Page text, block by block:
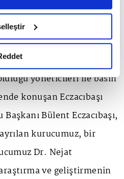
Kanunu uyarınca
kapsamında
faaliyetleri ile ilgili daha
tıklayınız.
düzenlenen ödül törenine
Ödülleri Bilimsel
ve ödül kazananların
yöneticileri ile basın
konuşan Eczacıbaşı
Bülent Eczacıbaşı,
kurucumuz, bir
Dr. Nejat
ve geliştirmenin